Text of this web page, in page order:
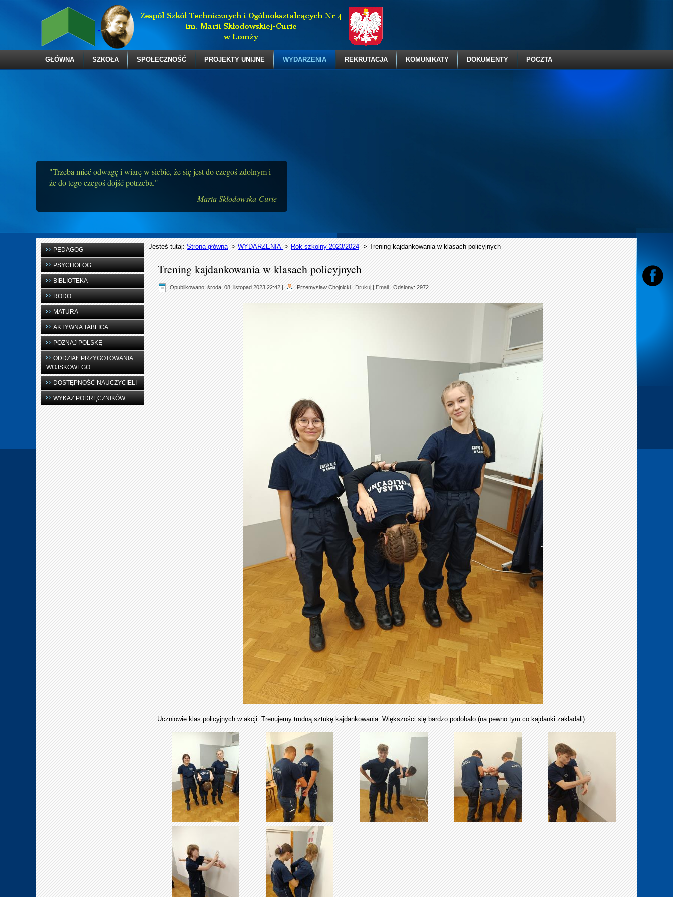
"Trzeba mieć odwagę i wiarę w siebie, że się jest do czegoś zdolnym i
że do tego czegoś dojść potrzeba."
Maria Skłodowska-Curie
GŁÓWNA SZKOŁA SPOŁECZNOŚĆ PROJEKTY UNIJNE WYDARZENIA REKRUTACJA KOMUNIKATY DOKUMENTY POCZTA
PEDAGOG
PSYCHOLOG
BIBLIOTEKA
RODO
MATURA
AKTYWNA TABLICA
POZNAJ POLSKĘ
ODDZIAŁ PRZYGOTOWANIA
WOJSKOWEGO
DOSTĘPNOŚĆ NAUCZYCIELI
WYKAZ PODRĘCZNIKÓW
Jesteś tutaj: Strona główna-> WYDARZENIA -> Rok szkolny 2023/2024 -> Trening kajdankowania w klasach policyjnych
Trening kajdankowania w klasach policyjnych
Opublikowano: środa, 08, listopad 2023 22:42 | Przemysław Chojnicki | Drukuj | Email | Odsłony: 2972
Uczniowie klas policyjnych w akcji. Trenujemy trudną sztukę kajdankowania. Większości się bardzo podobało (na pewno tym co kajdanki zakładali).